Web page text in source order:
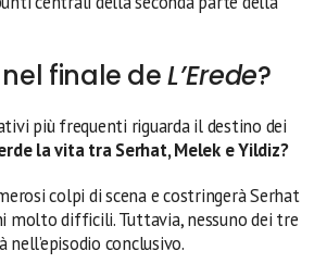
finale deL’Erede?
più frequenti riguarda il destino dei
la vita tra Serhat, Melek e Yildiz?
colpi di scena e costringerà Serhat
molto difficili. Tuttavia, nessuno dei tre
conclusivo.